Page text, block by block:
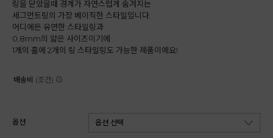
링을 닫았을때 경계가 자연스럽게 숨겨지는
세그먼트링의 가장 베이직한 스타일입니다.
어디에든 유연한 스타일링과
0.8mm의 얇은 사이즈이기에
1개의 홀에 2개의 링 스타일링도 가능한 제품이에요!
배송비 (조건)
옵션